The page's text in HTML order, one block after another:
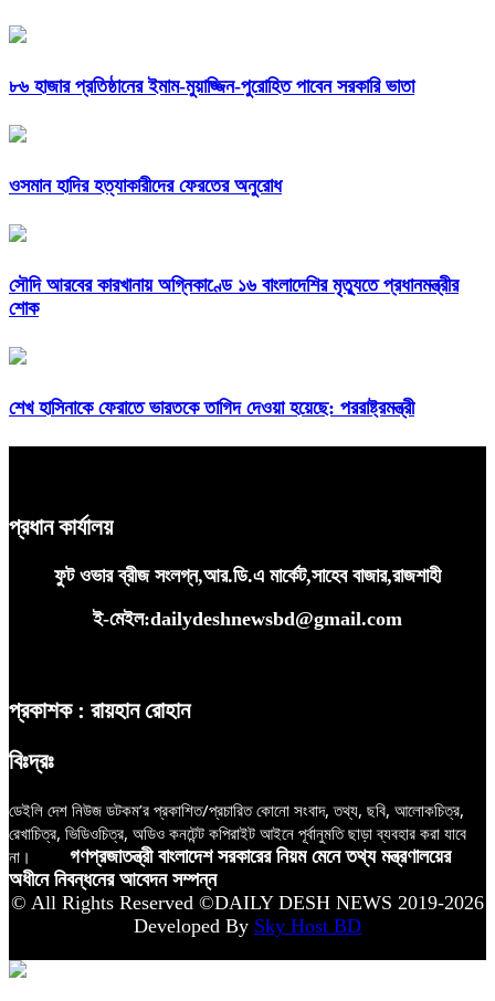
৮৬ হাজার প্রতিষ্ঠানের ইমাম-মুয়াজ্জিন-পুরোহিত পাবেন সরকারি ভাতা
ওসমান হাদির হত্যাকারীদের ফেরতের অনুরোধ
সৌদি আরবের কারখানায় অগ্নিকাণ্ডে ১৬ বাংলাদেশির মৃত্যুতে প্রধানমন্ত্রীর
শোক
শেখ হাসিনাকে ফেরাতে ভারতকে তাগিদ দেওয়া হয়েছে: পররাষ্ট্রমন্ত্রী
প্রধান কার্যালয়
ফুট ওভার ব্রীজ সংলগ্ন,আর.ডি.এ মার্কেট,সাহেব বাজার,রাজশাহী
ই-মেইল:dailydeshnewsbd@gmail.com
প্রকাশক : রায়হান রোহান
বিঃদ্রঃ
ডেইলি দেশ নিউজ ডটকম’র প্রকাশিত/প্রচারিত কোনো সংবাদ, তথ্য, ছবি, আলোকচিত্র,
রেখাচিত্র, ভিডিওচিত্র, অডিও কনটেন্ট কপিরাইট আইনে পূর্বানুমতি ছাড়া ব্যবহার করা যাবে
না।
গণপ্রজাতন্ত্রী বাংলাদেশ সরকারের নিয়ম মেনে তথ্য মন্ত্রণালয়ের
অধীনে নিবন্ধনের আবেদন সম্পন্ন
© All Rights Reserved ©DAILY DESH NEWS 2019-2026
Developed By Sky Host BD